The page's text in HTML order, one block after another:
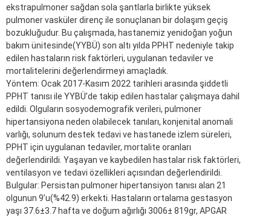
ekstrapulmoner sağdan sola şantlarla birlikte yüksek
pulmoner vasküler direnç ile sonuçlanan bir dolaşım geçiş
bozukluğudur. Bu çalışmada, hastanemiz yenidoğan yoğun
bakım ünitesinde(YYBÜ) son altı yılda PPHT nedeniyle takip
edilen hastaların risk faktörleri, uygulanan tedaviler ve
mortalitelerini değerlendirmeyi amaçladık.
Yöntem: Ocak 2017-Kasım 2022 tarihleri arasında şiddetli
PPHT tanısı ile YYBÜ’de takip edilen hastalar çalışmaya dahil
edildi. Olguların sosyodemografik verileri, pulmoner
hipertansiyona neden olabilecek tanıları, konjenital anomali
varlığı, solunum destek tedavi ve hastanede izlem süreleri,
PPHT için uygulanan tedaviler, mortalite oranları
değerlendirildi. Yaşayan ve kaybedilen hastalar risk faktörleri,
ventilasyon ve tedavi özellikleri açısından değerlendirildi.
Bulgular: Persistan pulmoner hipertansiyon tanısı alan 21
olgunun 9’u(%42.9) erkekti. Hastaların ortalama gestasyon
yaşı 37.6±3.7 hafta ve doğum ağırlığı 3006± 819gr, APGAR